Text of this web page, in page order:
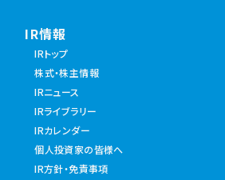
IR情報
IRトップ
株式・株主情報
IRニュース
IRライブラリー
IRカレンダー
個人投資家の皆様へ
IR方針・免責事項